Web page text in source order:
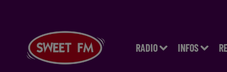
RADIO INFOS